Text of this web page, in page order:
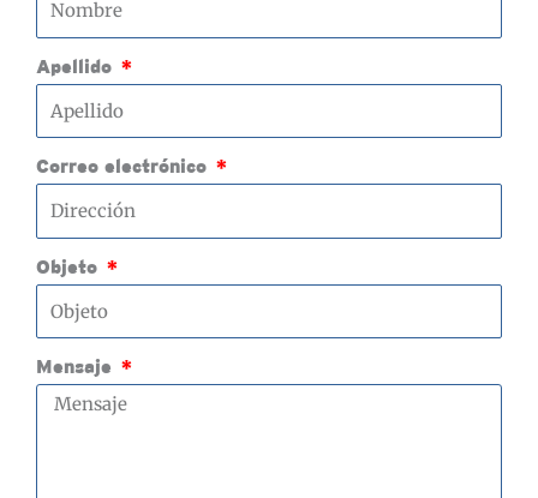
Apellido
Correo electrónico
Objeto
Mensaje